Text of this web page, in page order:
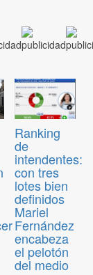
Ranking
de
intendentes:
con tres
lotes bien
definidos
Mariel
Fernández
encabeza
el pelotón
del medio